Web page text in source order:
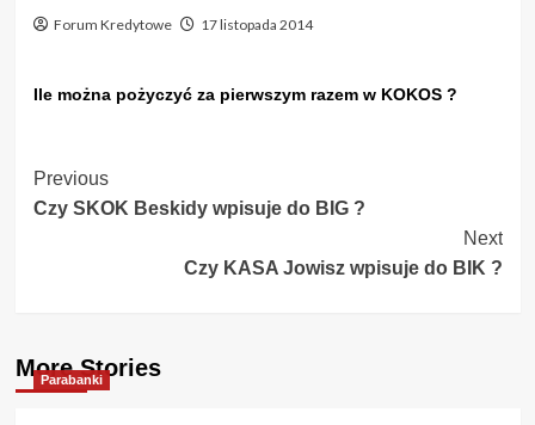
Forum Kredytowe 17 listopada 2014
Ile można pożyczyć za pierwszym razem w KOKOS ?
Post
Navigation
Previous
Czy SKOK Beskidy wpisuje do BIG ?
Next
Czy KASA Jowisz wpisuje do BIK ?
More Stories
Parabanki